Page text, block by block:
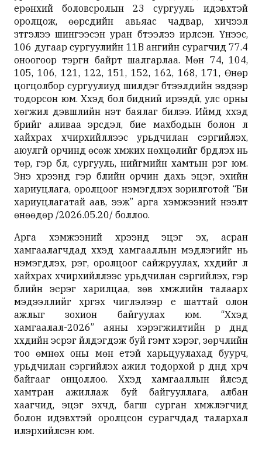
ерөнхий боловсролын 23 сургууль идэвхтэй
оролцож, өөрсдийн авьяас чадвар, хичээл
зүтгэлээ шингээсэн уран бүтээлээ ирүүлсэн. Үүнээс,
106 дугаар сургуулийн 11В ангийн сурагчид 77.4
оноогоор тэргүүн байрт шалгарлаа. Мөн 74, 104,
105, 106, 121, 122, 151, 152, 162, 168, 171, Өнөр
цогцолбор сургуулиуд шилдэг бүтээлүүдийн эздээр
тодорсон юм. Хүүхэд бол бидний ирээдүй, улс орны
хөгжил дэвшлийн үнэт баялаг билээ. Иймд хүүхэд
бүрийг аливаа эрсдэл, бие махбодын болон үл
хайхрах хүчирхийллээс урьдчилан сэргийлэх,
аюулгүй орчинд өсөж хүмүүжих нөхцөлийг бүрдүүлэх нь
төр, гэр бүл, сургууль, нийгмийн хамтын үүрэг юм.
Энэ хүрээнд гэр бүлийн орчин дахь эцэг, эхийн
хариуцлага, оролцоог нэмэгдүүлэх зорилготой “Би
хариуцлагатай аав, ээж” арга хэмжээний нээлт
өнөөдөр /2026.05.20/ боллоо.
Арга хэмжээний хүрээнд эцэг эх, асран
хамгаалагчдад хүүхэд хамгааллын мэдлэгийг нь
нэмэгдүүлэх, үүрэг, оролцоог сайжруулах, хүүхдийг үл
хайхрах хүчирхийллээс урьдчилан сэргийлэх, гэр
бүлийн эерэг харилцаа, зөв хүмүүжлийн талаарх
мэдээллийг хүргэх чиглэлээр үе шаттай олон
ажлыг зохион байгуулах юм. “Хүүхэд
хамгаалал-2026” аяны хэрэгжилтийн үр дүнд
хүүхдийн эсрэг үйлдэгдэж буй гэмт хэрэг, зөрчлийн
тоо өмнөх оны мөн үетэй харьцуулахад буурч,
урьдчилан сэргийлэх ажил тодорхой үр дүнд хүрч
байгааг онцоллоо. Хүүхэд хамгааллын үйлсэд
хамтран ажиллаж буй байгууллага, албан
хаагчид, эцэг эхчүүд, багш сурган хүмүүжүүлэгчид
болон идэвхтэй оролцсон сурагчдад талархал
илэрхийлсэн юм.